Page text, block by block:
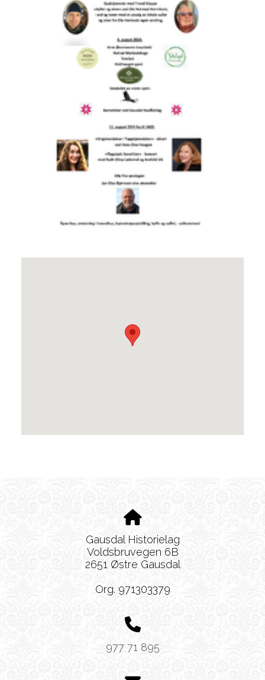
Gausdal Historielag
Voldsbruvegen 6B
2651 Østre Gausdal
Org. 971303379
977 71 895